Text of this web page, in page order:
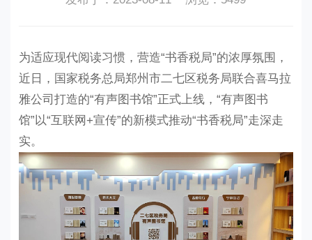
为适应现代阅读习惯，营造“书香税局”的浓厚氛围，
近日，国家税务总局郑州市二七区税务局联合喜马拉
雅公司打造的“有声图书馆”正式上线，“有声图书
馆”以“互联网+宣传”的新模式推动“书香税局”走深走
实。